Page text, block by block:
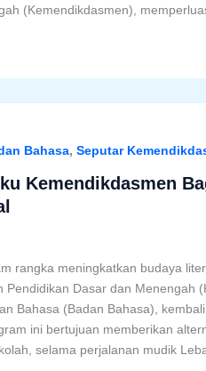
(Kemendikdasmen),
Bahasa, Seputar
Kemendikdasmen
rangka meningkatkan budaya
Pendidikan Dasar dan Menengah
Bahasa (Badan Bahasa),
ini bertujuan memberikan
selama perjalanan mudik